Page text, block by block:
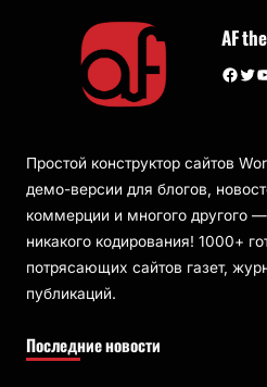
AF
Facebook Twitter YouTube
Простой конструктор сайтов
демо-версии для блогов,
коммерции и многого другого
никакого кодирования! 1000+
потрясающих сайтов газет,
публикаций.
Последние новости